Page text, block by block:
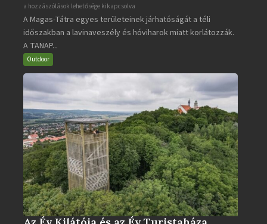
A
Magas-
Tátra
járható
turistaútjai
bejegyzéshez
a hozzászólások lehetősége kikapcsolva
A Magas-Tátra egyes területeinek járhatóságát a téli
időszakban a lavinaveszély és hóviharok miatt korlátozzák.
A TANAP...
Outdoor